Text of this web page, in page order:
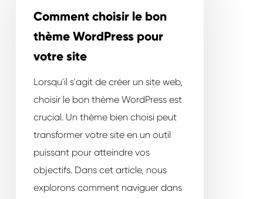
WordPress
pour
votre
Comment choisir le bon
thème WordPress pour
votre site
Lorsqu'il s'agit de créer un site web,
choisir le bon thème WordPress est
crucial. Un thème bien choisi peut
transformer votre site en un outil
puissant pour atteindre vos
objectifs. Dans cet article, nous
explorons comment naviguer dans